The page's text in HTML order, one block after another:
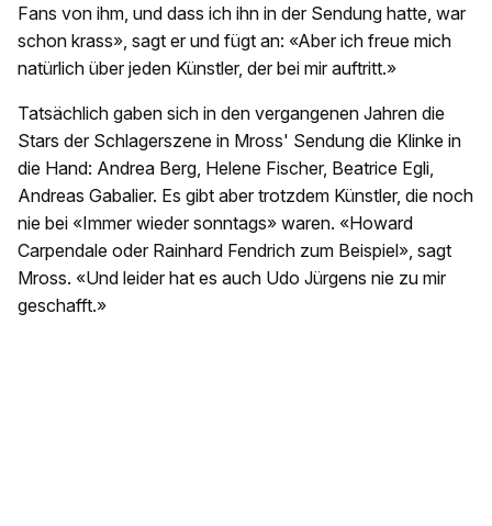
Fans von ihm, und dass ich ihn in der Sendung hatte, war
schon krass», sagt er und fügt an: «Aber ich freue mich
natürlich über jeden Künstler, der bei mir auftritt.»
Tatsächlich gaben sich in den vergangenen Jahren die
Stars der Schlagerszene in Mross' Sendung die Klinke in
die Hand: Andrea Berg, Helene Fischer, Beatrice Egli,
Andreas Gabalier. Es gibt aber trotzdem Künstler, die noch
nie bei «Immer wieder sonntags» waren. «Howard
Carpendale oder Rainhard Fendrich zum Beispiel», sagt
Mross. «Und leider hat es auch Udo Jürgens nie zu mir
geschafft.»